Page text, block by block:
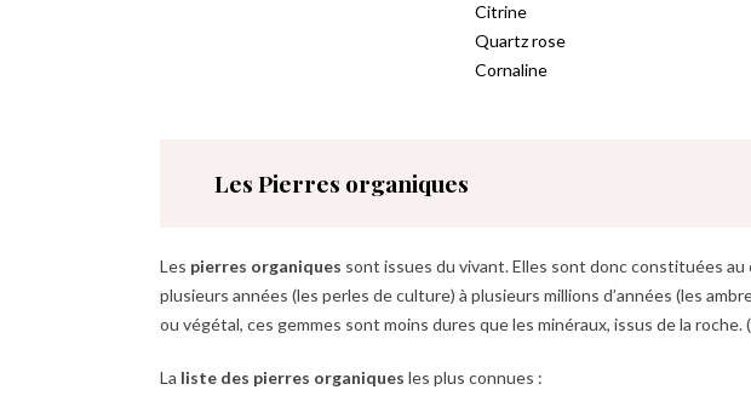
Citrine
Quartz rose
Cornaline
Les Pierres organiques
Les pierres organiques sont issues du vivant. Elles sont donc constituées
plusieurs années (les perles de culture) à plusieurs millions d’années (les
ou végétal, ces gemmes sont moins dures que les minéraux, issus de la roche.
La liste des pierres organiques les plus connues :